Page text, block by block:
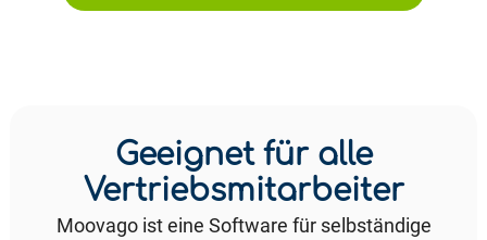
Geeignet für alle
Vertriebsmitarbeiter
Moovago ist eine Software für selbständige